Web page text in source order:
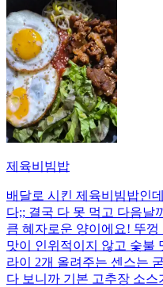
제육비빔밥
배달로 시킨 제육비빔밥인
다;; 결국 다 못 먹고 다음날
큼 혜자로운 양이에요! 뚜껑
맛이 인위적이지 않고 숯불
라이 2개 올려주는 센스는
다 보니까 기본 고추장 소